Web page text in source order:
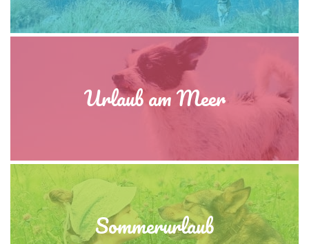
Urlaub am Meer
Sommerurlaub